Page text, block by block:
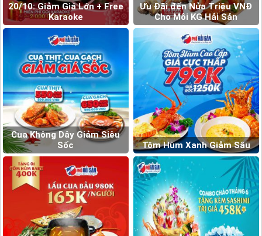
20/10: Giảm Giá Lớn + Free
Karaoke
Ưu Đãi đến Nửa Triệu VNĐ
Cho Mỗi KG Hải Sản
Cua Không Dây Giảm Siêu
Sốc
Tôm Hùm Xanh Giảm Sâu